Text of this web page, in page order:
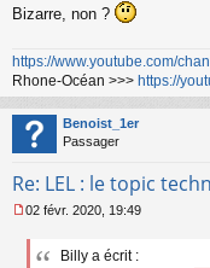
Bizarre, non ?
https://www.youtube.com/
Rhone-Océan >>> https://
Benoist_1er
Passager
Re: LEL : le topic
e
02 févr. 2020, 19:49
Billy a écrit :